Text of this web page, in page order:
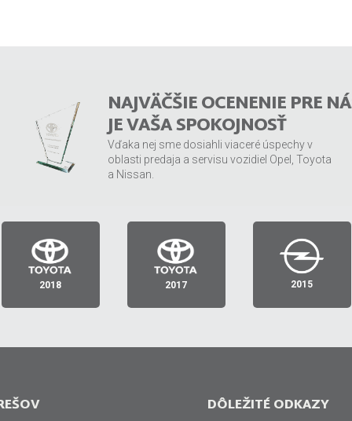
NAJVÄČŠIE OCENENIE PRE
JE VAŠA SPOKOJNOSŤ
Vďaka nej sme dosiahli viaceré úspechy v
oblasti predaja a servisu vozidiel Opel, Toyota
a Nissan.
2018
MEDZIROČNÝ
NÁRAST
PREDAJA
1. miesto Slovenská
2017
ZÁKAZNÍCKA
RETENCIA
1. miesto Slovenská
republika
2015
TRHOVÝ
PODIEL
1. miesto Slovenská
republika
DÔLEŽITÉ ODKAZY